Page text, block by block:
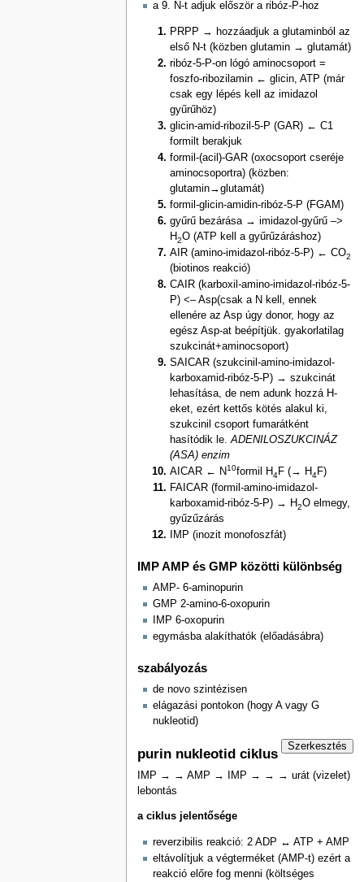
a 9. N-t adjuk először a ribóz-P-hoz
PRPP → hozzáadjuk a glutaminból az
első N-t (közben glutamin → glutamát)
ribóz-5-P-on lógó aminocsoport =
foszfo-ribozilamin ← glicin, ATP (már
csak egy lépés kell az imidazol
gyűrűhöz)
glicin-amid-ribozil-5-P (GAR) ← C1
formilt berakjuk
formil-(acil)-GAR (oxocsoport cseréje
aminocsoportra) (közben:
glutamin→glutamát)
formil-glicin-amidin-ribóz-5-P (FGAM)
gyűrű bezárása → imidazol-gyűrű –>
H2O (ATP kell a gyűrűzáráshoz)
AIR (amino-imidazol-ribóz-5-P) ← CO2
(biotinos reakció)
CAIR (karboxil-amino-imidazol-ribóz-5-
P) <– Asp(csak a N kell, ennek
ellenére az Asp úgy donor, hogy az
egész Asp-at beépítjük. gyakorlatilag
szukcinát+aminocsoport)
SAICAR (szukcinil-amino-imidazol-
karboxamid-ribóz-5-P) → szukcinát
lehasítása, de nem adunk hozzá H-
eket, ezért kettős kötés alakul ki,
szukcinil csoport fumarátként
hasítódik le.ADENILOSZUKCINÁZ
(ASA) enzim
AICAR ← N10formil H4F (→ H4F)
FAICAR (formil-amino-imidazol-
karboxamid-ribóz-5-P) → H2O elmegy,
gyűzűzárás
IMP (inozit monofoszfát)
IMP AMP és GMP közötti különbség
AMP- 6-aminopurin
GMP 2-amino-6-oxopurin
IMP 6-oxopurin
egymásba alakíthatók (előadásábra)
szabályozás
de novo szintézisen
elágazási pontokon (hogy A vagy G
nukleotid)
Szerkesztés
purin nukleotid ciklus
IMP → → AMP → IMP → → → urát (vizelet)
lebontás
a ciklus jelentősége
reverzibilis reakció: 2 ADP ↔ ATP + AMP
eltávolítjuk a végterméket (AMP-t) ezért a
reakció előre fog menni (költséges